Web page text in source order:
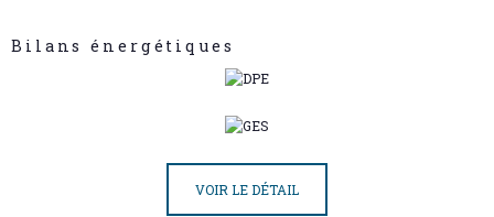
Bilans énergétiques
VOIR LE DÉTAIL